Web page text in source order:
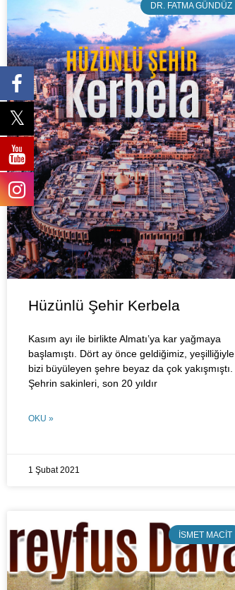
DR. FATMA GÜNDÜZ
Hüzünlü Şehir Kerbela
Kasım ayı ile birlikte Almatı’ya kar yağmaya
başlamıştı. Dört ay önce geldiğimiz, yeşilliğiyle
bizi büyüleyen şehre beyaz da çok yakışmıştı.
Şehrin sakinleri, son 20 yıldır
OKU »
1 Şubat 2021
İSMET MACIT